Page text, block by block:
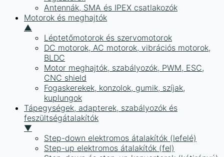
Antennák, SMA és IPEX csatlakozók
Motorok és meghajtók
▲
Léptetőmotorok és szervomotorok
DC motorok, AC motorok, vibrációs motorok,
BLDC
Motor meghajtók, szabályozók, PWM, ESC,
CNC shield
Fogaskerekek, konzolok, gumik, szíjak,
kuplungok
Tápegységek, adapterek, szabályozók és
feszültségátalakítók
▼
Step-down elektromos átalakítók (lefelé)
Step-up elektromos átalakítók (fel)